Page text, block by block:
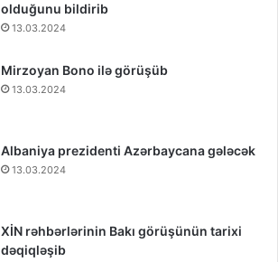
olduğunu bildirib
13.03.2024
Mirzoyan Bono ilə görüşüb
13.03.2024
Albaniya prezidenti Azərbaycana gələcək
13.03.2024
XİN rəhbərlərinin Bakı görüşünün tarixi
dəqiqləşib